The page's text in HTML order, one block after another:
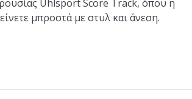
Uhlsport Score Track, όπου η
μπροστά με στυλ και άνεση.